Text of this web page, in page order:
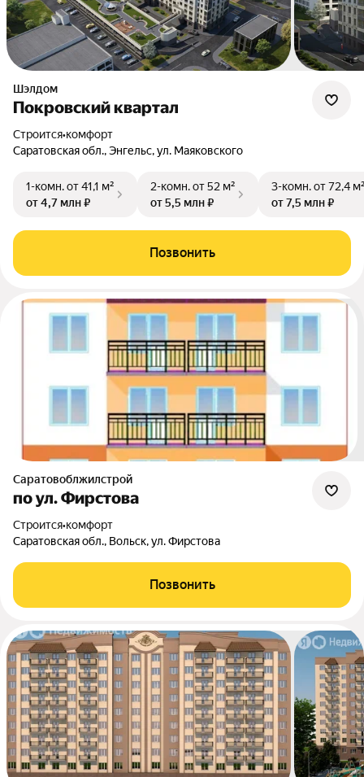
Шэлдом
Покровский квартал
Строится•комфорт
Саратовская обл., Энгельс, ул. Маяковского
1-комн.от 41,1 м²
от 4,7 млн ₽
2-комн.от 52 м²
от 5,5 млн ₽
3-комн.от 72,4
от 7,5 млн ₽
Позвонить
Саратовоблжилстрой
по ул. Фирстова
Строится•комфорт
Саратовская обл., Вольск, ул. Фирстова
Позвонить